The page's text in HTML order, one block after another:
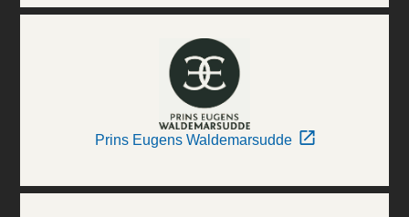
Prins Eugens Waldemarsudde